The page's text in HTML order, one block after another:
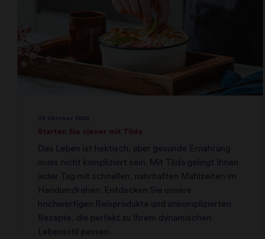
Starten Sie clever mit Tilda
Das Leben ist hektisch, aber gesunde Ernährung
muss nicht kompliziert sein. Mit Tilda gelingt Ihnen
jeder Tag mit schnellen, nahrhaften Mahlzeiten im
Handumdrehen. Entdecken Sie unsere
hochwertigen Reisprodukte und unkomplizierten
Rezepte, die perfekt zu Ihrem dynamischen
Lebensstil passen.